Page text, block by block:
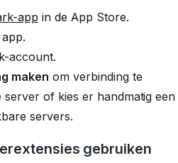
app in de App Store.
account.
maken om verbinding te
server of kies er handmatig een
servers.
gebruiken